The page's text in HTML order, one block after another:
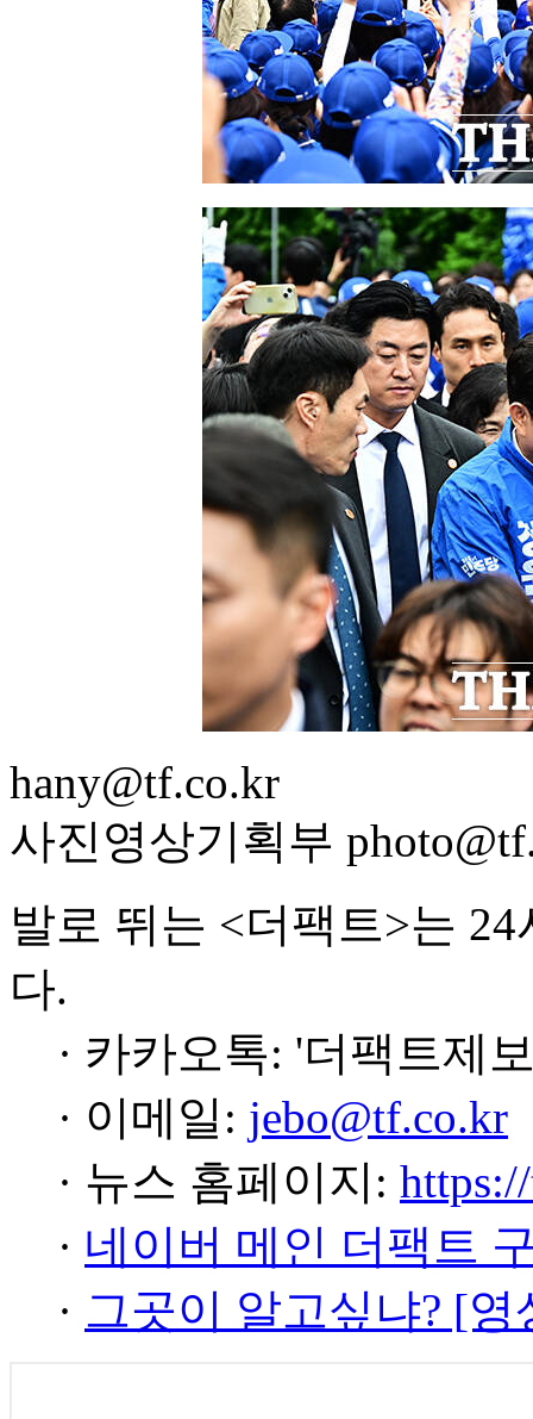
hany@tf.co.kr
사진영상기획부
발로 뛰는 <더팩트>는
다.
· 카카오톡: '더팩트제
· 이메일: jebo@tf.co.kr
· 뉴스 홈페이지:
· 네이버 메인 더팩트
· 그곳이 알고싶냐? [